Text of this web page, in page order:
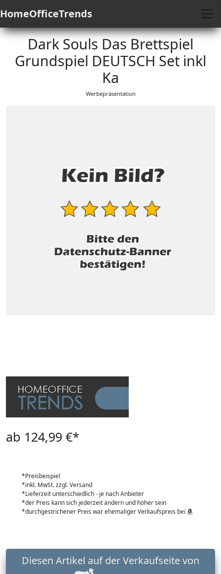
HomeOfficeTrends
Dark Souls Das Brettspiel
Grundspiel DEUTSCH Set inkl
Ka
Werbepräsentation
ab 124,99 €*
*Preisbeispiel
*inkl. MwSt. zzgl. Versand
*Lieferzeit unterschiedlich - je nach Anbieter
*der Preis kann sich jederzeit ändern und höher sein
*durchgestrichener Preis war ehemaliger Verkaufspreis bei